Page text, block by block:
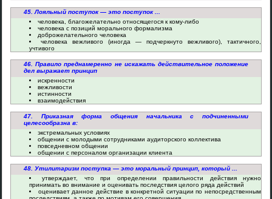
45. Лояльный поступок — это поступок ...
человека, благожелательно относящегося к кому-либо
человека с позиций морального формализма
доброжелательного человека
человека вежливого (иногда — подчеркнуто вежливого), тактичного,
учтивого
46. Правило преднамеренно не искажать действительное положение
дел выражает принцип
искренности
вежливости
истинности
взаимодействия
47. Приказная форма общения начальника с подчиненными
целесообразна в:
экстремальных условиях
общении с молодыми сотрудниками аудиторского коллектива
повседневном общении
общении с персоналом организации клиента
48. Утилитаризм поступка — это моральный принцип, который ...
утверждает, что при определении правильности действия нужно
принимать во внимание и оценивать последствия целого ряда действий
оценивает данное действие в конкретной ситуации по непосредственным